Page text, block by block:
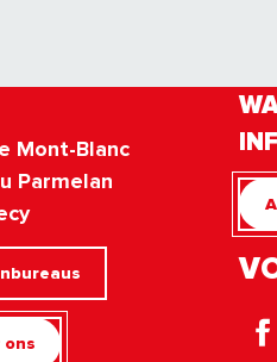
Mont-Blanc
Parmelan